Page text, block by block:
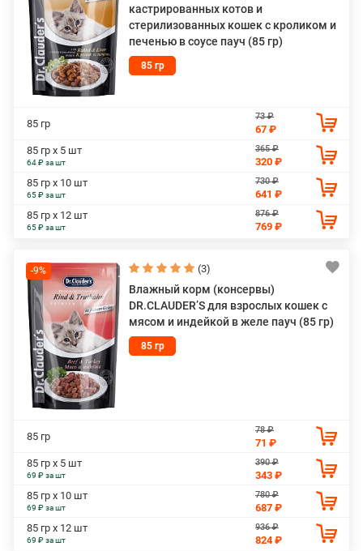
кастрированных котов и
стерилизованных кошек с кроликом и
печенью в соусе пауч (85 гр)
85 гр
85 гр
73 ₽
67 ₽
85 гр х 5 шт
64 ₽ за шт
365 ₽
320 ₽
85 гр х 10 шт
65 ₽ за шт
730 ₽
641 ₽
85 гр х 12 шт
65 ₽ за шт
876 ₽
769 ₽
-9% (3)
Влажный корм (консервы)
DR.CLAUDER’S для взрослых кошек с
мясом и индейкой в желе пауч (85 гр)
85 гр
85 гр
78 ₽
71 ₽
85 гр х 5 шт
69 ₽ за шт
390 ₽
343 ₽
85 гр х 10 шт
69 ₽ за шт
780 ₽
687 ₽
85 гр х 12 шт
69 ₽ за шт
936 ₽
824 ₽